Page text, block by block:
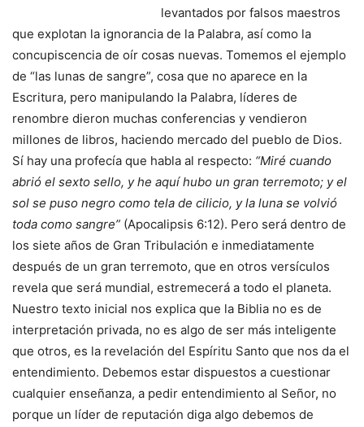
levantados por falsos maestros
que explotan la ignorancia de la Palabra, así como la
concupiscencia de oír cosas nuevas. Tomemos el ejemplo
de “las lunas de sangre”, cosa que no aparece en la
Escritura, pero manipulando la Palabra, líderes de
renombre dieron muchas conferencias y vendieron
millones de libros, haciendo mercado del pueblo de Dios.
Sí hay una profecía que habla al respecto: “Miré cuando
abrió el sexto sello, y he aquí hubo un gran terremoto; y el
sol se puso negro como tela de cilicio, y la luna se volvió
toda como sangre” (Apocalipsis 6:12). Pero será dentro de
los siete años de Gran Tribulación e inmediatamente
después de un gran terremoto, que en otros versículos
revela que será mundial, estremecerá a todo el planeta.
Nuestro texto inicial nos explica que la Biblia no es de
interpretación privada, no es algo de ser más inteligente
que otros, es la revelación del Espíritu Santo que nos da el
entendimiento. Debemos estar dispuestos a cuestionar
cualquier enseñanza, a pedir entendimiento al Señor, no
porque un líder de reputación diga algo debemos de